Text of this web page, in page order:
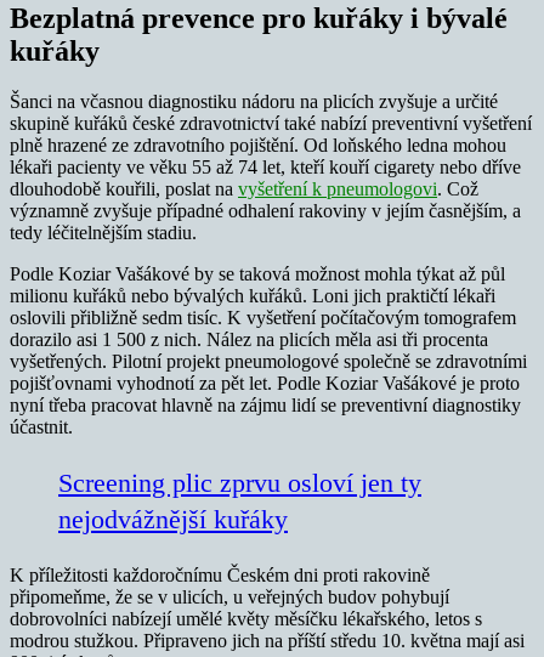
Bezplatná prevence pro kuřáky i bývalé
kuřáky
Šanci na včasnou diagnostiku nádoru na plicích zvyšuje a určité
skupině kuřáků české zdravotnictví také nabízí preventivní vyšetření
plně hrazené ze zdravotního pojištění. Od loňského ledna mohou
lékaři pacienty ve věku 55 až 74 let, kteří kouří cigarety nebo dříve
dlouhodobě kouřili, poslat na vyšetření k pneumologovi. Což
významně zvyšuje případné odhalení rakoviny v jejím časnějším, a
tedy léčitelnějším stadiu.
Podle Koziar Vašákové by se taková možnost mohla týkat až půl
milionu kuřáků nebo bývalých kuřáků. Loni jich praktičtí lékaři
oslovili přibližně sedm tisíc. K vyšetření počítačovým tomografem
dorazilo asi 1 500 z nich. Nález na plicích měla asi tři procenta
vyšetřených. Pilotní projekt pneumologové společně se zdravotními
pojišťovnami vyhodnotí za pět let. Podle Koziar Vašákové je proto
nyní třeba pracovat hlavně na zájmu lidí se preventivní diagnostiky
účastnit.
Screening plic zprvu osloví jen ty
nejodvážnější kuřáky
K příležitosti každoročnímu Českém dni proti rakovině
připomeňme, že se v ulicích, u veřejných budov pohybují
dobrovolníci nabízejí umělé květy měsíčku lékařského, letos s
modrou stužkou. Připraveno jich na příští středu 10. května mají asi